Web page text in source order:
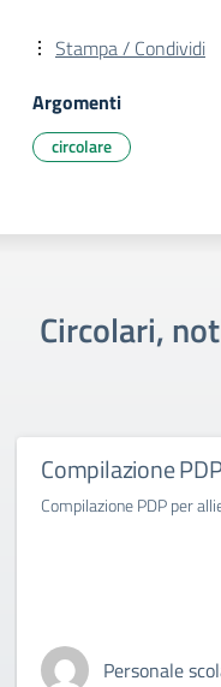
Stampa / Condividi
Argomenti
circolare
Circolari,
Compilazione
Compilazione PDP per
Personale